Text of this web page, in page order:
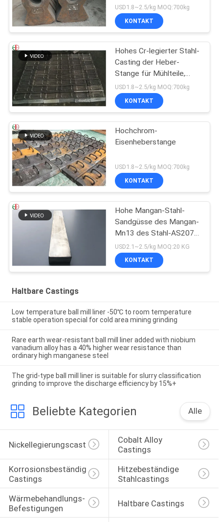
Hammer, hoher Chrom-
Legierungs-Form-Stahl-
Hammer EB19047
USD1.8~2.5/kg MOQ:700kg
KONTAKT
Hohes Cr-legierter Stahl-
Casting der Heber-
Stange für Mühlteile,
haltbares EB2009
USD1.8~2.5/kg MOQ:700kg
KONTAKT
Hochchrom-
Eisenheberstange
USD1.8~2.5/kg MOQ:700kg
KONTAKT
Hohe Mangan-Stahl-
Sandgüsse des Mangan-
Mn13 des Stahl-AS2074
H1A hohe
USD2.1~2.5/kg MOQ:20 KG
KONTAKT
Haltbare Castings
Low temperature ball mill liner -50℃ to room temperature
stable operation special for cold area mining grinding
Rare earth wear-resistant ball mill liner added with niobium
vanadium alloy has a 40% higher wear resistance than
ordinary high manganese steel
The grid-type ball mill liner is suitable for slurry classification
grinding to improve the discharge efficiency by 15%+
Beliebte Kategorien Alle
Nickellegierungscasting
Cobalt Alloy
Castings
Korrosionsbeständige
Castings
Hitzebeständige
Stahlcastings
Wärmebehandlungs-
Befestigungen
Haltbare Castings